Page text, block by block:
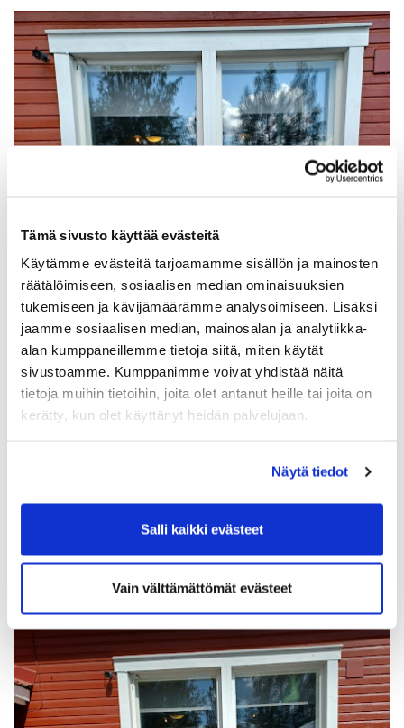
Tämä sivusto käyttää evästeitä
Käytämme evästeitä tarjoamamme sisällön ja mainosten
räätälöimiseen, sosiaalisen median ominaisuuksien
tukemiseen ja kävijämäärämme analysoimiseen. Lisäksi
jaamme sosiaalisen median, mainosalan ja analytiikka-
alan kumppaneillemme tietoja siitä, miten käytät
sivustoamme. Kumppanimme voivat yhdistää näitä
tietoja muihin tietoihin, joita olet antanut heille tai joita on
kerätty, kun olet käyttänyt heidän palvelujaan.
Näytä tiedot
Salli kaikki evästeet
Vain välttämättömät evästeet